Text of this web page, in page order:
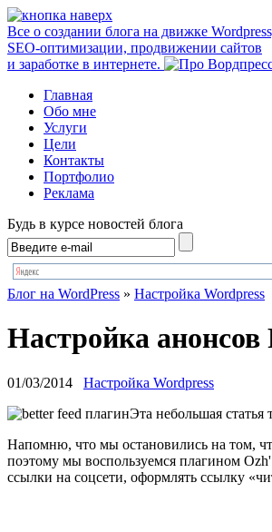
Все о создании блога на движке
SEO-оптимизации, продвижении сайтов
и заработке в интернете.
Главная
Обо мне
Услуги
Цели
Контакты
Портфолио
Реклама
Будь в курсе новостей блога
Блог на WordPress » Настройка Wordpress
Настройка
01/03/2014
Настройка Wordpress
Эта небольшая статья
Напомню, что мы остановились на том,
поэтому мы воспользуемся плагином
ссылки на соцсети, оформлять ссылку